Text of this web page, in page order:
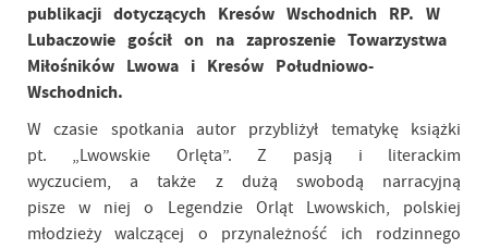
publikacji dotyczących Kresów Wschodnich RP. W
Lubaczowie gościł on na zaproszenie Towarzystwa
Miłośników Lwowa i Kresów Południowo-
Wschodnich.
W czasie spotkania autor przybliżył tematykę książki
pt. „Lwowskie Orlęta”. Z pasją i literackim
wyczuciem, a także z dużą swobodą narracyjną
pisze w niej o Legendzie Orląt Lwowskich, polskiej
młodzieży walczącej o przynależność ich rodzinnego